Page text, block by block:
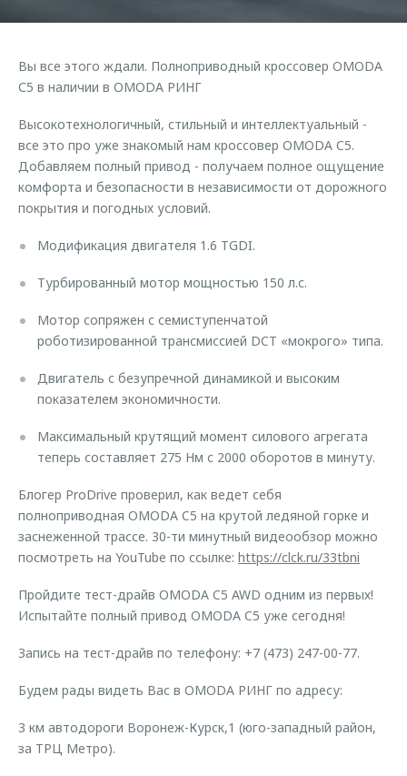
Аксессуары
Оригинальные аксессуары
Запчасти
Трейд-ин
Калькулятор трейд-ин
Клуб владельцев OMODA
Аксессуары
Одежда и сувениры
Оригинальные аксессуары
Запчасти
Обратная связь
Вы все этого ждали. Полноприводный кроссовер OMODA
С5 в наличии в OMODA РИНГ
Высокотехнологичный, стильный и интеллектуальный -
все это про уже знакомый нам кроссовер OMODA C5.
Добавляем полный привод - получаем полное ощущение
комфорта и безопасности в независимости от дорожного
покрытия и погодных условий.
Модификация двигателя 1.6 TGDI.
Турбированный мотор мощностью 150 л.с.
Мотор сопряжен с семиступенчатой
роботизированной трансмиссией DCT «мокрого» типа.
Двигатель с безупречной динамикой и высоким
показателем экономичности.
Максимальный крутящий момент силового агрегата
теперь составляет 275 Нм с 2000 оборотов в минуту.
Блогер ProDrive проверил, как ведет себя
полноприводная OMODA C5 на крутой ледяной горке и
заснеженной трассе. 30-ти минутный видеообзор можно
посмотреть на YouTube по ссылке: https://clck.ru/33tbni
Пройдите тест-драйв OMODA C5 AWD одним из первых!
Испытайте полный привод OMODA C5 уже сегодня!
Запись на тест-драйв по телефону: +7 (473) 247-00-77.
Будем рады видеть Вас в OMODA РИНГ по адресу:
3 км автодороги Воронеж-Курск,1 (юго-западный район,
за ТРЦ Метро).